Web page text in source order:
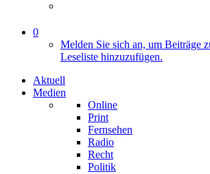
0
Melden Sie sich an, um Beiträge
Leseliste hinzuzufügen.
Aktuell
Medien
Online
Print
Fernsehen
Radio
Recht
Politik